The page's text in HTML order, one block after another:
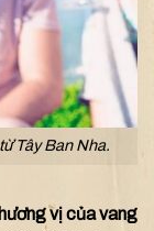
Tây Ban Nha.
vị của vang